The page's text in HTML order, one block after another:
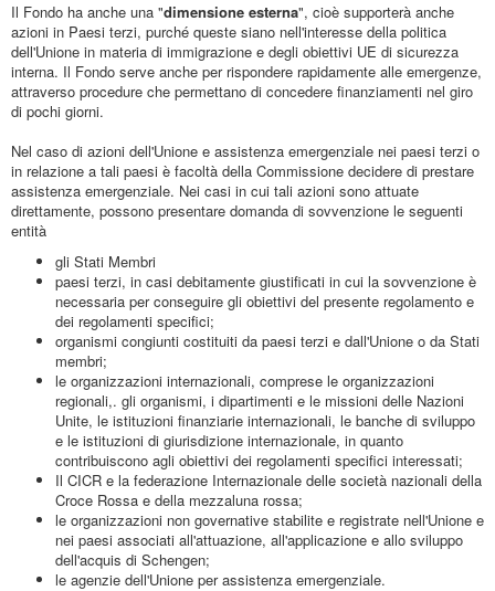
Il Fondo ha anche una "dimensione esterna", cioè supporterà anche
azioni in Paesi terzi, purché queste siano nell'interesse della politica
dell'Unione in materia di immigrazione e degli obiettivi UE di sicurezza
interna. Il Fondo serve anche per rispondere rapidamente alle emergenze,
attraverso procedure che permettano di concedere finanziamenti nel giro
di pochi giorni.
Nel caso di azioni dell'Unione e assistenza emergenziale nei paesi terzi o
in relazione a tali paesi è facoltà della Commissione decidere di prestare
assistenza emergenziale. Nei casi in cui tali azioni sono attuate
direttamente, possono presentare domanda di sovvenzione le seguenti
entità
gli Stati Membri
paesi terzi, in casi debitamente giustificati in cui la sovvenzione è
necessaria per conseguire gli obiettivi del presente regolamento e
dei regolamenti specifici;
organismi congiunti costituiti da paesi terzi e dall'Unione o da Stati
membri;
le organizzazioni internazionali, comprese le organizzazioni
regionali,. gli organismi, i dipartimenti e le missioni delle Nazioni
Unite, le istituzioni finanziarie internazionali, le banche di sviluppo
e le istituzioni di giurisdizione internazionale, in quanto
contribuiscono agli obiettivi dei regolamenti specifici interessati;
Il CICR e la federazione Internazionale delle società nazionali della
Croce Rossa e della mezzaluna rossa;
le organizzazioni non governative stabilite e registrate nell'Unione e
nei paesi associati all'attuazione, all'applicazione e allo sviluppo
dell'acquis di Schengen;
le agenzie dell'Unione per assistenza emergenziale.